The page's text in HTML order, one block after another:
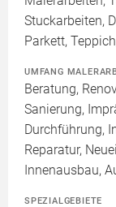
Stuckarbeiten,
Parkett,
UMFANG
Beratung,
Sanierung,
Durchführung,
Reparatur,
Innenausbau,
SPEZIALGEBIETE